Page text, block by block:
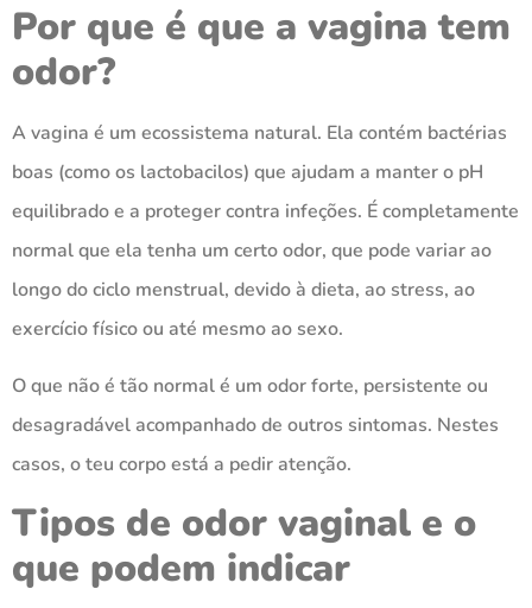
Por que é que a vagina tem
odor?
A vagina é um ecossistema natural. Ela contém bactérias
boas (como os lactobacilos) que ajudam a manter o pH
equilibrado e a proteger contra infeções. É completamente
normal que ela tenha um certo odor, que pode variar ao
longo do ciclo menstrual, devido à dieta, ao stress, ao
exercício físico ou até mesmo ao sexo.
O que não é tão normal é um odor forte, persistente ou
desagradável acompanhado de outros sintomas. Nestes
casos, o teu corpo está a pedir atenção.
Tipos de odor vaginal e o
que podem indicar